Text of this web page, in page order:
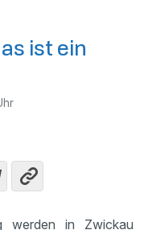
ist ein
werden in Zwickau